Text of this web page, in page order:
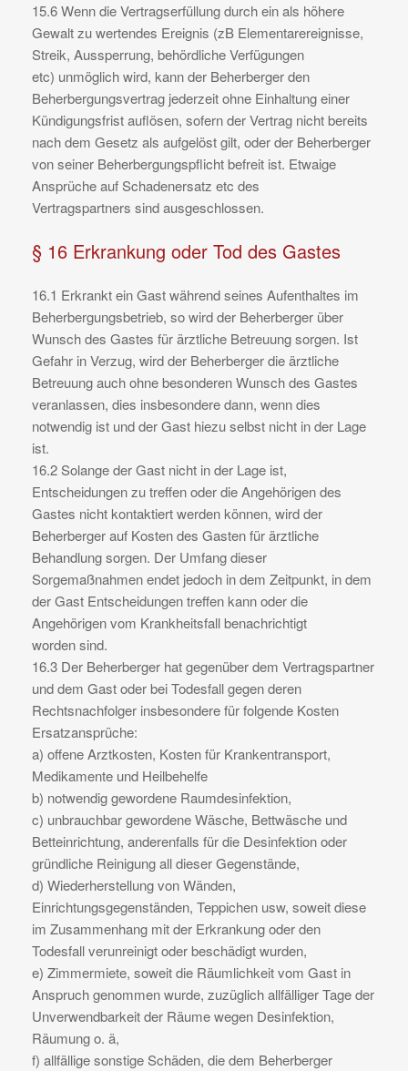
15.6 Wenn die Vertragserfüllung durch ein als höhere
Gewalt zu wertendes Ereignis (zB Elementarereignisse,
Streik, Aussperrung, behördliche Verfügungen
etc) unmöglich wird, kann der Beherberger den
Beherbergungsvertrag jederzeit ohne Einhaltung einer
Kündigungsfrist auflösen, sofern der Vertrag nicht bereits
nach dem Gesetz als aufgelöst gilt, oder der Beherberger
von seiner Beherbergungspflicht befreit ist. Etwaige
Ansprüche auf Schadenersatz etc des
Vertragspartners sind ausgeschlossen.
§ 16 Erkrankung oder Tod des Gastes
16.1 Erkrankt ein Gast während seines Aufenthaltes im
Beherbergungsbetrieb, so wird der Beherberger über
Wunsch des Gastes für ärztliche Betreuung sorgen. Ist
Gefahr in Verzug, wird der Beherberger die ärztliche
Betreuung auch ohne besonderen Wunsch des Gastes
veranlassen, dies insbesondere dann, wenn dies
notwendig ist und der Gast hiezu selbst nicht in der Lage
ist.
16.2 Solange der Gast nicht in der Lage ist,
Entscheidungen zu treffen oder die Angehörigen des
Gastes nicht kontaktiert werden können, wird der
Beherberger auf Kosten des Gasten für ärztliche
Behandlung sorgen. Der Umfang dieser
Sorgemaßnahmen endet jedoch in dem Zeitpunkt, in dem
der Gast Entscheidungen treffen kann oder die
Angehörigen vom Krankheitsfall benachrichtigt
worden sind.
16.3 Der Beherberger hat gegenüber dem Vertragspartner
und dem Gast oder bei Todesfall gegen deren
Rechtsnachfolger insbesondere für folgende Kosten
Ersatzansprüche:
a) offene Arztkosten, Kosten für Krankentransport,
Medikamente und Heilbehelfe
b) notwendig gewordene Raumdesinfektion,
c) unbrauchbar gewordene Wäsche, Bettwäsche und
Betteinrichtung, anderenfalls für die Desinfektion oder
gründliche Reinigung all dieser Gegenstände,
d) Wiederherstellung von Wänden,
Einrichtungsgegenständen, Teppichen usw, soweit diese
im Zusammenhang mit der Erkrankung oder den
Todesfall verunreinigt oder beschädigt wurden,
e) Zimmermiete, soweit die Räumlichkeit vom Gast in
Anspruch genommen wurde, zuzüglich allfälliger Tage der
Unverwendbarkeit der Räume wegen Desinfektion,
Räumung o. ä,
f) allfällige sonstige Schäden, die dem Beherberger